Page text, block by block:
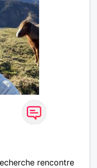
rencontre